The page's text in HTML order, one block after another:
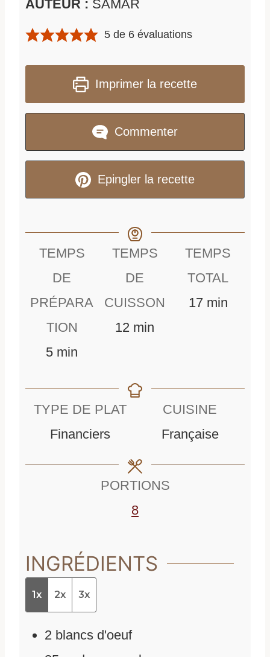
AUTEUR : SAMAR
5 de 6 évaluations
Imprimer la recette
Commenter
Epingler la recette
TEMPS
DE
PRÉPARA
TION
5m
n
u
min
TEMPS
DE
CUISSON
12 m
u
s
min
TEMPS
TOTAL
17m
t
e
min
TYPE DE PLAT
Financiers
CUISINE
Française
PORTIONS
8
INGRÉDIENTS
1x 2x 3x
2 blancs d'oeuf